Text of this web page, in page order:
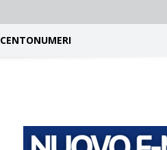
CENTONUMERI